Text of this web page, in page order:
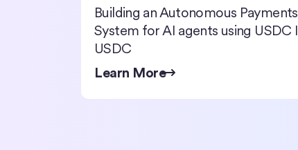
Building an Autonomous Payments
System for AI agents using USDC I
USDC
Learn More